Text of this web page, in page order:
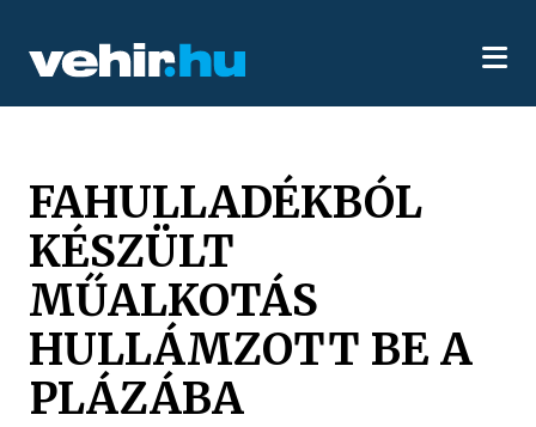
FAHULLADÉKBÓL
KÉSZÜLT
MŰALKOTÁS
HULLÁMZOTT BE A
PLÁZÁBA